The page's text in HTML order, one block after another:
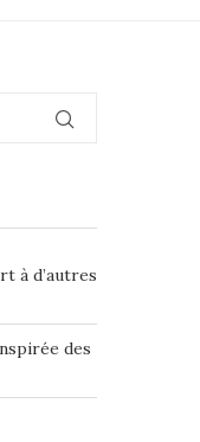
à d’autres
des